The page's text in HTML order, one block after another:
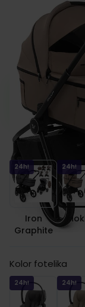
Muuvo
CLOUD T i-
Zamów
roboczy.
24h!
Iron
Graphite
24h!
Kolor fotelika
24h! 24h!